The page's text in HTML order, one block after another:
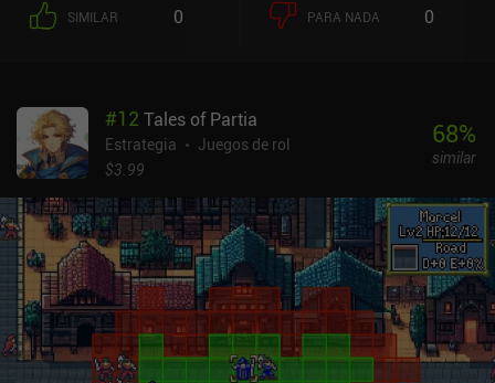
SIMILAR 0 PARA NADA 0
#12 Tales of Partia
Estrategia
Juegos de rol
$3.99
68%
similar